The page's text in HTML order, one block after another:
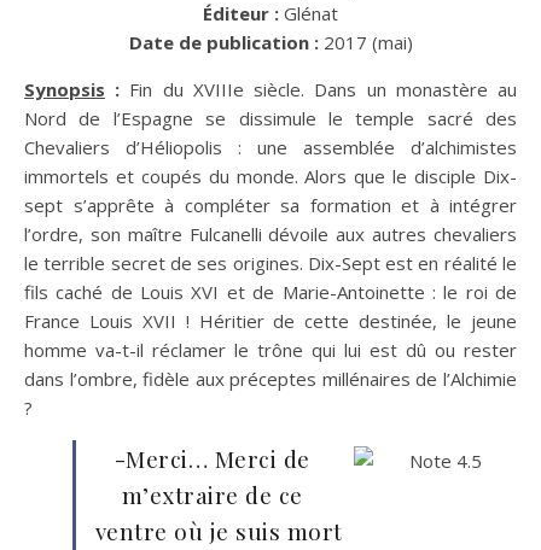
Éditeur : Glénat
Date de publication : 2017 (mai)
Synopsis : Fin du XVIIIe siècle. Dans un monastère au
Nord de l’Espagne se dissimule le temple sacré des
Chevaliers d’Héliopolis : une assemblée d’alchimistes
immortels et coupés du monde. Alors que le disciple Dix-
sept s’apprête à compléter sa formation et à intégrer
l’ordre, son maître Fulcanelli dévoile aux autres chevaliers
le terrible secret de ses origines. Dix-Sept est en réalité le
fils caché de Louis XVI et de Marie-Antoinette : le roi de
France Louis XVII ! Héritier de cette destinée, le jeune
homme va-t-il réclamer le trône qui lui est dû ou rester
dans l’ombre, fidèle aux préceptes millénaires de l’Alchimie
?
-Merci… Merci de
m’extraire de ce
ventre où je suis mort